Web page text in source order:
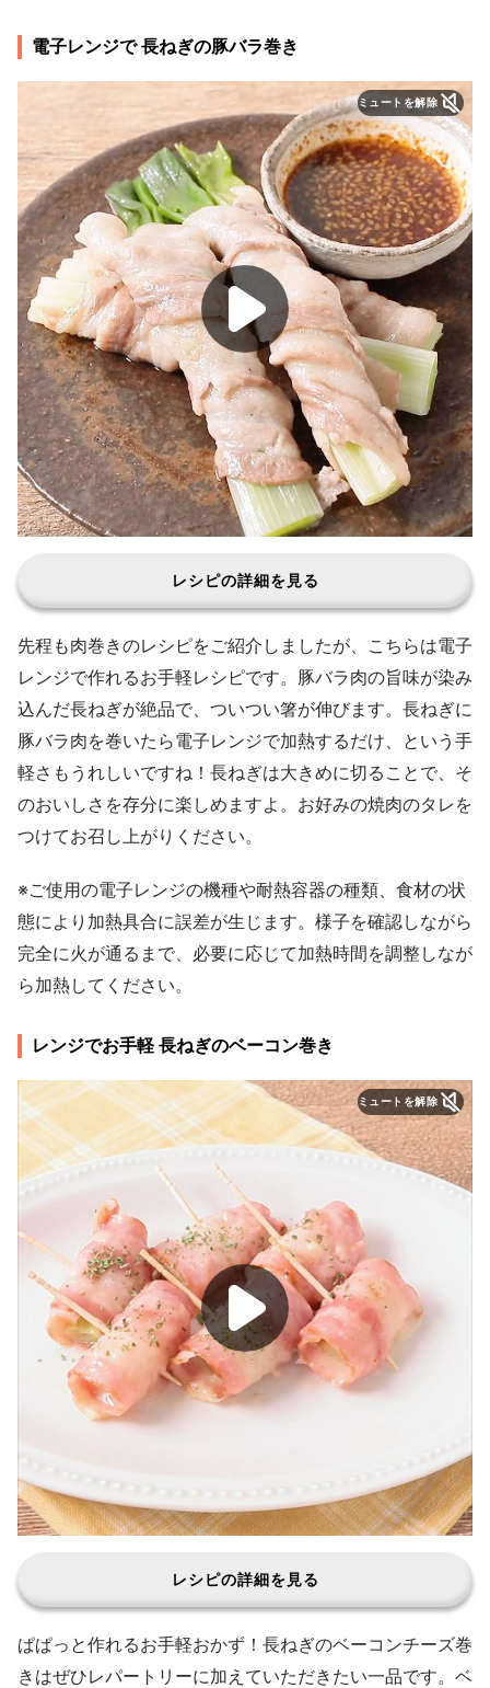
電子レンジで 長ねぎの豚バラ巻き
ミュートを解除
レシピの詳細を見る
先程も肉巻きのレシピをご紹介しましたが、こちらは電子
レンジで作れるお手軽レシピです。豚バラ肉の旨味が染み
込んだ長ねぎが絶品で、ついつい箸が伸びます。長ねぎに
豚バラ肉を巻いたら電子レンジで加熱するだけ、という手
軽さもうれしいですね！長ねぎは大きめに切ることで、そ
のおいしさを存分に楽しめますよ。お好みの焼肉のタレを
つけてお召し上がりください。
※ご使用の電子レンジの機種や耐熱容器の種類、食材の状
態により加熱具合に誤差が生じます。様子を確認しながら
完全に火が通るまで、必要に応じて加熱時間を調整しなが
ら加熱してください。
レンジでお手軽 長ねぎのベーコン巻き
ミュートを解除
レシピの詳細を見る
ぱぱっと作れるお手軽おかず！長ねぎのベーコンチーズ巻
きはぜひレパートリーに加えていただきたい一品です。ベ